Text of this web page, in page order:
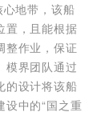
心地带，该船
置，且能根据
整作业，保证
模界团队通过
的设计将该船
设中的“国之重